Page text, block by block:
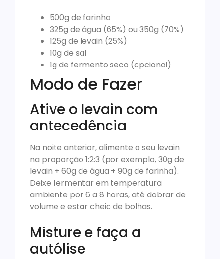
500g de farinha
325g de água (65%) ou 350g (70%)
125g de levain (25%)
10g de sal
1g de fermento seco (opcional)
Modo de Fazer
Ative o levain com
antecedência
Na noite anterior, alimente o seu levain
na proporção 1:2:3 (por exemplo, 30g de
levain + 60g de água + 90g de farinha).
Deixe fermentar em temperatura
ambiente por 6 a 8 horas, até dobrar de
volume e estar cheio de bolhas.
Misture e faça a
autólise